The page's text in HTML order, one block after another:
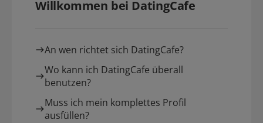
Willkommen bei DatingCafe
An wen richtet sich DatingCafe?
Wo kann ich DatingCafe überall
benutzen?
Muss ich mein komplettes Profil
ausfüllen?